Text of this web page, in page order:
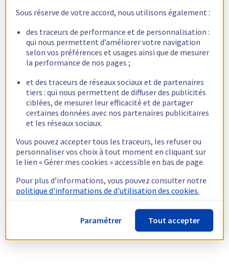
Sous réserve de votre accord, nous utilisons également :
des traceurs de performance et de personnalisation :
qui nous permettent d’améliorer votre navigation
selon vos préférences et usages ainsi que de mesurer
la performance de nos pages ;
et des traceurs de réseaux sociaux et de partenaires
tiers : qui nous permettent de diffuser des publicités
ciblées, de mesurer leur efficacité et de partager
certaines données avec nos partenaires publicitaires
et les réseaux sociaux.
Vous pouvez accepter tous les traceurs, les refuser ou
personnaliser vos choix à tout moment en cliquant sur
le lien « Gérer mes cookies » accessible en bas de page.
Pour plus d’informations, vous pouvez consulter notre
politique d'informations de d'utilisation des cookies.
Paramétrer Tout accepter